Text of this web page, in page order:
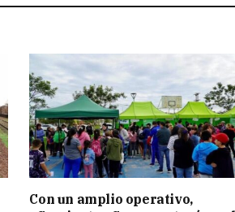
Con un amplio operativo,